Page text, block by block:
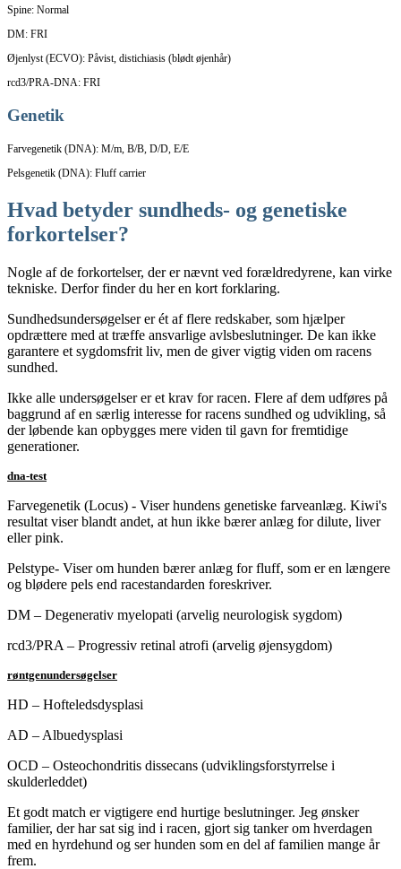
Spine: Normal
DM: FRI
Øjenlyst (ECVO): Påvist, distichiasis (blødt øjenhår)
rcd3/PRA-DNA: FRI
Genetik
Farvegenetik (DNA): M/m, B/B, D/D, E/E
Pelsgenetik (DNA): Fluff carrier
Hvad betyder sundheds- og genetiske
forkortelser?
Nogle af de forkortelser, der er nævnt ved forældredyrene, kan virke
tekniske. Derfor finder du her en kort forklaring.
Sundhedsundersøgelser er ét af flere redskaber, som hjælper
opdrættere med at træffe ansvarlige avlsbeslutninger. De kan ikke
garantere et sygdomsfrit liv, men de giver vigtig viden om racens
sundhed.
Ikke alle undersøgelser er et krav for racen. Flere af dem udføres på
baggrund af en særlig interesse for racens sundhed og udvikling, så
der løbende kan opbygges mere viden til gavn for fremtidige
generationer.
dna-test
Farvegenetik (Locus) - Viser hundens genetiske farveanlæg. Kiwi's
resultat viser blandt andet, at hun ikke bærer anlæg for dilute, liver
eller pink.
Pelstype- Viser om hunden bærer anlæg for fluff, som er en længere
og blødere pels end racestandarden foreskriver.
DM – Degenerativ myelopati (arvelig neurologisk sygdom)
rcd3/PRA – Progressiv retinal atrofi (arvelig øjensygdom)
røntgenundersøgelser
HD – Hofteledsdysplasi
AD – Albuedysplasi
OCD – Osteochondritis dissecans (udviklingsforstyrrelse i
skulderleddet)
Et godt match er vigtigere end hurtige beslutninger. Jeg ønsker
familier, der har sat sig ind i racen, gjort sig tanker om hverdagen
med en hyrdehund og ser hunden som en del af familien mange år
frem.